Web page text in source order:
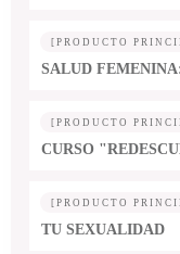
[PRODUCTO
SALUD
[PRODUCTO
CURSO
[PRODUCTO
TU SEXUALIDAD